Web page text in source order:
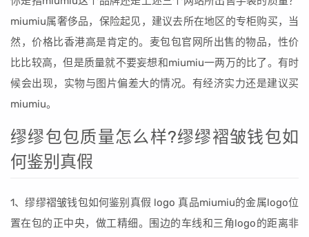
miumiu属奢侈品，保险起见，建议去所在地区的专柜购买，当
然，价格比香港高是肯定的。麦包包官网所出售的物品，性价
比比较高，但是质量就不要妄想和miumiu一两万的比了。有时
候会出现，实物与图片偏差大的情况。有经济实力还是建议买
miumiu。
缪缪包包质量怎么样?缪缪褶皱钱包如
何鉴别真假
1、缪缪褶皱钱包如何鉴别真假 logo 真品miumiu的金属logo位
置在包的正中央，做工精细。围边的车线和三角logo的距离非